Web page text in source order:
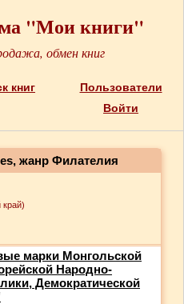
"Мои книги"
обмен книг
книг
Пользователи
Войти
жанр Филателия
край)
марки Монгольской
Народно-
Демократической